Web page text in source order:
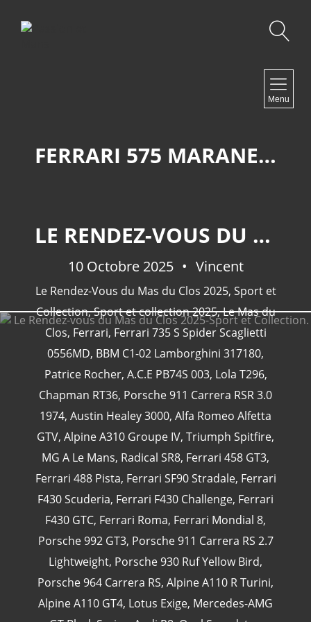
Menu
FERRARI 575 MARANELLO
LE RENDEZ-VOUS DU MAS DU CLOS 2025-SPORT ET COLLECTION.
10 Octobre 2025 Vincent
Le Rendez-Vous du Mas du Clos 2025, Sport et
Collection,Sport et collection 2025,Le Mas du
Clos, Ferrari, Ferrari 735 S Spider Scaglietti
0556MD, BBM C1-02 Lamborghini 317180,
Patrice Rocher, A.C.E PB74S 003, Lola T296,
Chapman RT36, Porsche 911 Carrera RSR 3.0
1974, Austin Healey 3000, Alfa Romeo Alfetta
GTV, Alpine A310 Groupe IV, Triumph Spitfire,
MG A Le Mans, Radical SR8, Ferrari 458 GT3,
Ferrari 488 Pista, Ferrari SF90 Stradale, Ferrari
F430 Scuderia, Ferrari F430 Challenge, Ferrari
F430 GTC, Ferrari Roma, Ferrari Mondial 8,
Porsche 992 GT3, Porsche 911 Carrera RS 2.7
Lightweight, Porsche 930 Ruf Yellow Bird,
Porsche 964 Carrera RS, Alpine A110 R Turini,
Alpine A110 GT4, Lotus Exige, Mercedes-AMG
CATÉGORIES
24 Heures Du Mans
Henri Pescarolo